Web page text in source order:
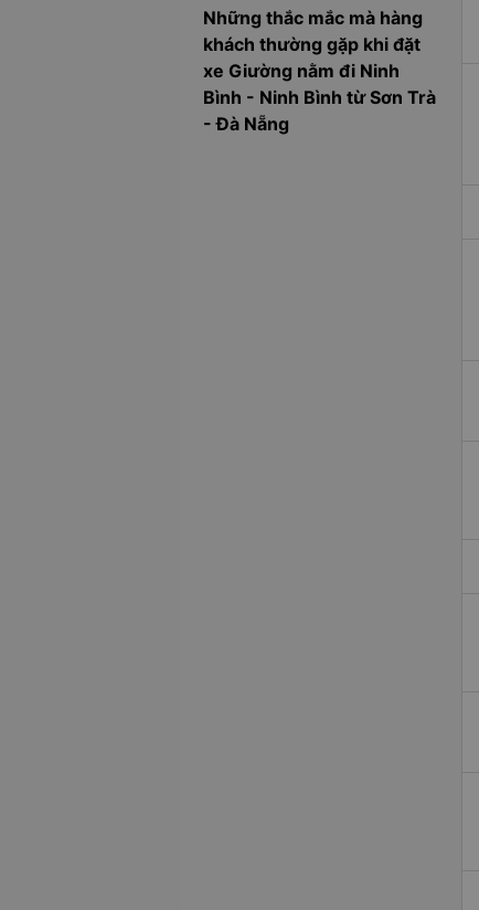
Những thắc mắc mà hàng
khách thường gặp khi đặt
xe Giường nằm đi Ninh
Bình - Ninh Bình từ Sơn Trà
- Đà Nẵng